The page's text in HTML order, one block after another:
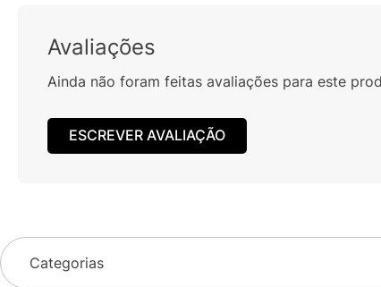
Avaliações
Ainda não foram feitas avaliações para este
ESCREVER AVALIAÇÃO
Categorias